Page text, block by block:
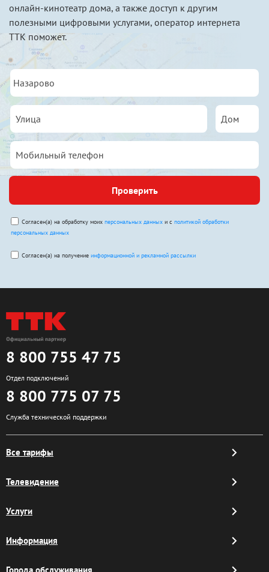
онлайн-кинотеатр дома, а также доступ к другим
полезными цифровыми услугами, оператор интернета
ТТК поможет.
Проверить
Согласен(а) на обработку моих персональных данных и с политикой обработки
персональных данных
Согласен(а) на получение информационной и рекламной рассылки
8 800 755 47 75
Отдел подключений
8 800 775 07 75
Служба технической поддержки
Все тарифы
Телевидение
Услуги
Информация